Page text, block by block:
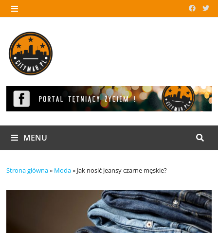
Skip
to
MENU
MENU
Strona główna» Moda» Jak nosić jeansy czarne męskie?